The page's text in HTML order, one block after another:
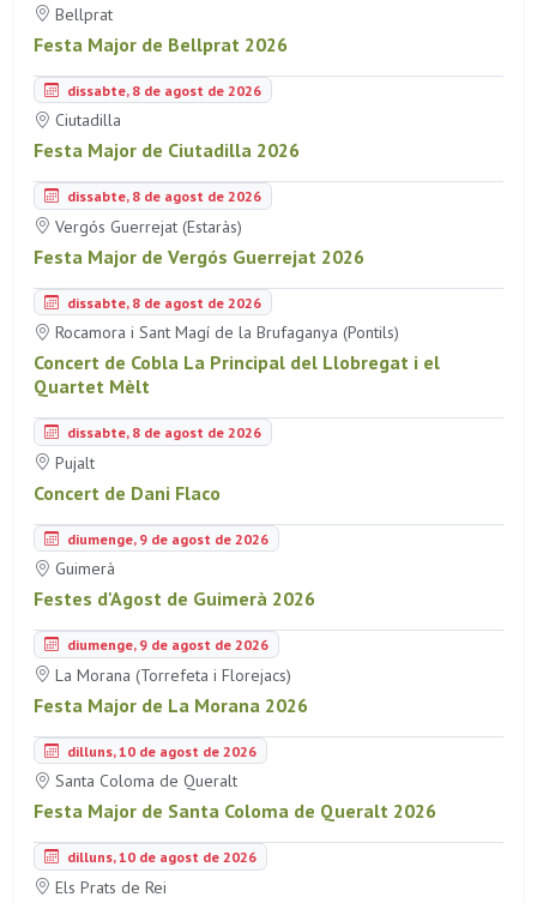
Bellprat
Festa Major de Bellprat 2026
dissabte, 8 de agost de 2026
Ciutadilla
Festa Major de Ciutadilla 2026
dissabte, 8 de agost de 2026
Vergós Guerrejat (Estaràs)
Festa Major de Vergós Guerrejat 2026
dissabte, 8 de agost de 2026
Rocamora i Sant Magí de la Brufaganya (Pontils)
Concert de Cobla La Principal del Llobregat i el
Quartet Mèlt
dissabte, 8 de agost de 2026
Pujalt
Concert de Dani Flaco
diumenge, 9 de agost de 2026
Guimerà
Festes d'Agost de Guimerà 2026
diumenge, 9 de agost de 2026
La Morana (Torrefeta i Florejacs)
Festa Major de La Morana 2026
dilluns, 10 de agost de 2026
Santa Coloma de Queralt
Festa Major de Santa Coloma de Queralt 2026
dilluns, 10 de agost de 2026
Els Prats de Rei